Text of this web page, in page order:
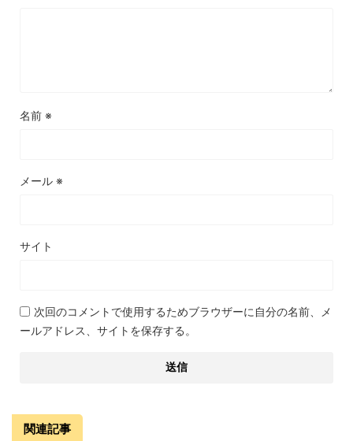
名前 ※
メール ※
サイト
次回のコメントで使用するためブラウザーに自分の名前、メ
ールアドレス、サイトを保存する。
関連記事